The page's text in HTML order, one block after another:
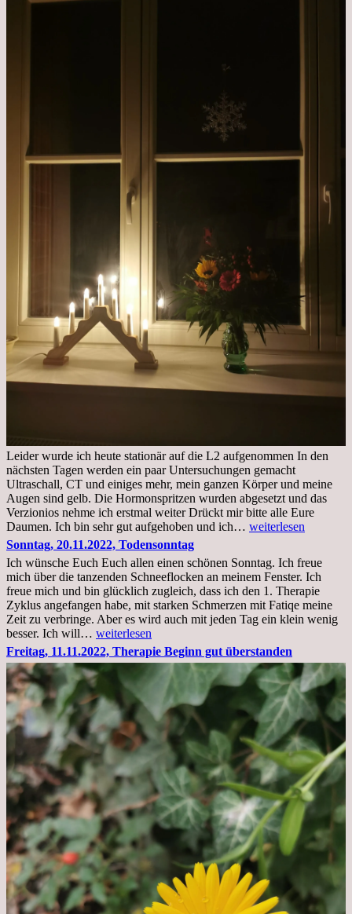
Leider wurde ich heute stationär auf die L2 aufgenommen In den
nächsten Tagen werden ein paar Untersuchungen gemacht
Ultraschall, CT und einiges mehr, mein ganzen Körper und meine
Augen sind gelb. Die Hormonspritzen wurden abgesetzt und das
Verzionios nehme ich erstmal weiter Drückt mir bitte alle Eure
Daumen. Ich bin sehr gut aufgehoben und ich… Mittwoch.
Krankenhaus
stationär
weiterlesen
Sonntag, 20.11.2022, Todensonntag
Ich wünsche Euch Euch allen einen schönen Sonntag. Ich freue
mich über die tanzenden Schneeflocken an meinem Fenster. Ich
freue mich und bin glücklich zugleich, dass ich den 1. Therapie
Zyklus angefangen habe, mit starken Schmerzen mit Fatiqe meine
Zeit zu verbringe. Aber es wird auch mit jeden Tag ein klein wenig
besser. Ich will… Sonntag,
20.11.2022,
Todensonntag
weiterlesen
Freitag, 11.11.2022, Therapie Beginn gut überstanden